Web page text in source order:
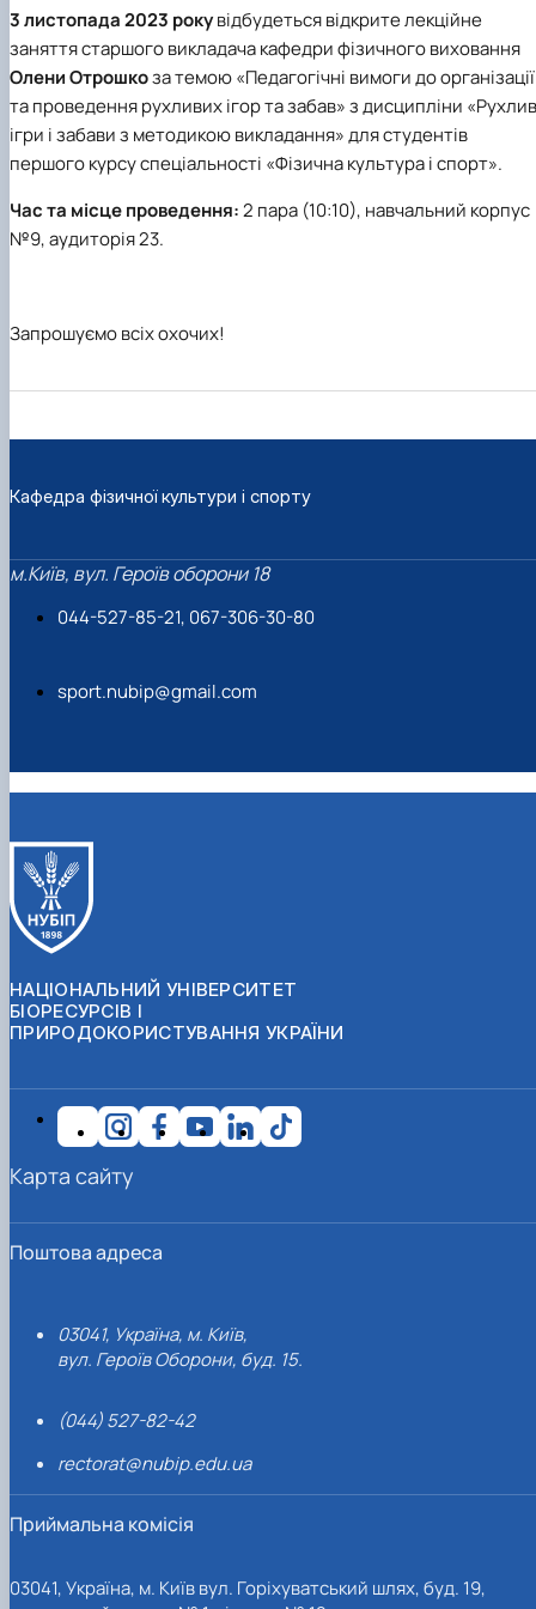
Вибіркові дисципліни
Практична підготовка
Гостьові лекції
Атестація здобувачів
Результати анкетування
Додаткова (супровідна) інформація
Акредитація
3 листопада 2023 рокувідбудеться відкрите лекційне
заняття старшого викладача кафедри фізичного виховання
Олени Отрошкоза темою «Педагогічні вимоги до організації
та проведення рухливих ігор та забав» з дисципліни
ігри і забави з методикою викладання» для студентів
першого курсу спеціальності «Фізична культура і спорт».
Час та місце проведення:2 пара (10:10), навчальний корпус
№9, аудиторія 23.
Запрошуємо всіх охочих!
Кафедра фізичної культури і спорту
м.Київ, вул. Героїв оборони 18
044-527-85-21, 067-306-30-80
sport.nubip@gmail.com
НАЦІОНАЛЬНИЙ УНІВЕРСИТЕТ
БІОРЕСУРСІВ І
ПРИРОДОКОРИСТУВАННЯ УКРАЇНИ
Поштова адреса
03041, Україна, м. Київ,
вул. Героїв Оборони, буд. 15.
(044) 527-82-42
rectorat@nubip.edu.ua
Приймальна комісія
03041, Україна, м. Київ вул. Горіхуватський шлях, буд. 19,
Карта сайту